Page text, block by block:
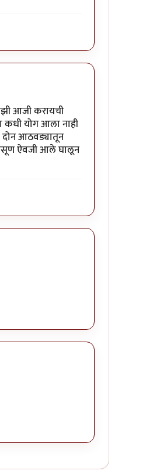
आजी करायची
योग आला नाही
दोन आठवड्यातून
लसूण ऐवजी आले घालून